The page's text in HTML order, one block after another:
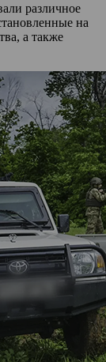
различное
на
а также